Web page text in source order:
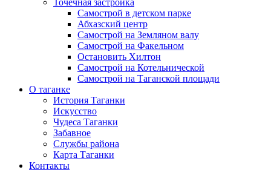
Точечная застройка
Самострой в детском парке
Абхазский центр
Самострой на Земляном валу
Самострой на Факельном
Остановить Хилтон
Самострой на Котельнической
Самострой на Таганской площади
О таганке
История Таганки
Искусство
Чудеса Таганки
Забавное
Службы района
Карта Таганки
Контакты